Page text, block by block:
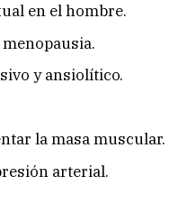
en el hombre.
y ansiolítico.
la masa muscular.
arterial.